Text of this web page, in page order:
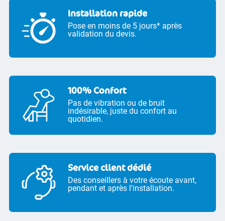
Installation rapide
Pose en moins de 5 jours* après
validation du devis.
100% Confort
Pas de vibration ou de bruit
indésirable, juste du confort au
quotidien.
Service client dédié
Des conseillers à votre écoute avant,
pendant et après l'installation.